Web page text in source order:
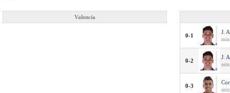
Valencia
0-1
J.
0-2
J.
0-3